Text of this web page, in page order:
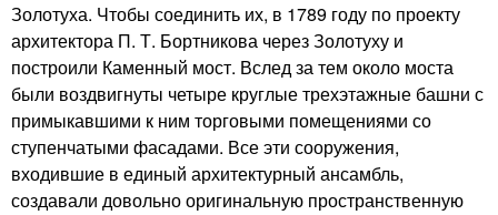
Золотуха. Чтобы соединить их, в 1789 году по проекту
архитектора П. Т. Бортникова через Золотуху и
построили Каменный мост. Вслед за тем около моста
были воздвигнуты четыре круглые трехэтажные башни с
примыкавшими к ним торговыми помещениями со
ступенчатыми фасадами. Все эти сооружения,
входившие в единый архитектурный ансамбль,
создавали довольно оригинальную пространственную